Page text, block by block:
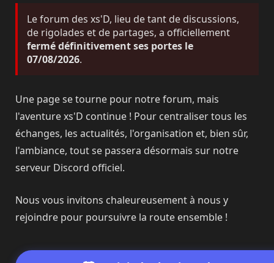
Le forum des xs'D, lieu de tant de discussions,
de rigolades et de partages, a officiellement
fermé définitivement ses portes le
07/08/2026.
Une page se tourne pour notre forum, mais
l'aventure xs'D continue ! Pour centraliser tous les
échanges, les actualités, l'organisation et, bien sûr,
l'ambiance, tout se passera désormais sur notre
serveur Discord officiel.
Nous vous invitons chaleureusement à nous y
rejoindre pour poursuivre la route ensemble !